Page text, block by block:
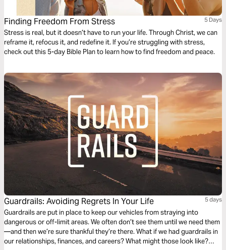
Finding Freedom From Stress 5 Days
Stress is real, but it doesn’t have to run your life. Through Christ, we can
reframe it, refocus it, and redefine it. If you’re struggling with stress,
check out this 5-day Bible Plan to learn how to find freedom and peace.
Guardrails: Avoiding Regrets In Your Life 5 days
Guardrails are put in place to keep our vehicles from straying into
dangerous or off-limit areas. We often don’t see them until we need them
—and then we’re sure thankful they’re there. What if we had guardrails in
our relationships, finances, and careers? What might those look like?